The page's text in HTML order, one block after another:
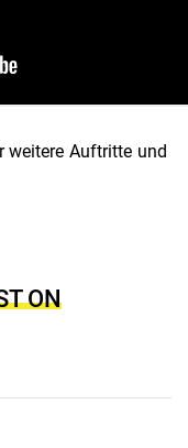
weitere Auftritte und
ON